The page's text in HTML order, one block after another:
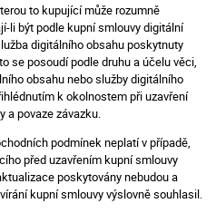
to kupující může rozumně
li být podle kupní smlouvy digitální
digitálního obsahu poskytnuty
se posoudí podle druhu a účelu věci,
obsahu nebo služby digitálního
k okolnostem při uzavření
a povaze závazku.
podmínek neplatí v případě,
před uzavřením kupní smlouvy
poskytovány nebudou a
kupní smlouvy výslovně souhlasil.